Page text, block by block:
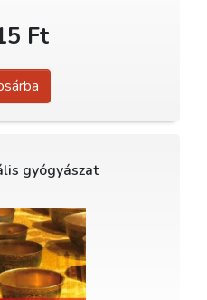
Ft
gyógyászat